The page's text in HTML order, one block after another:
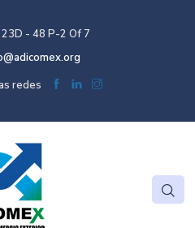
- 48 P-2 Of 7
redes